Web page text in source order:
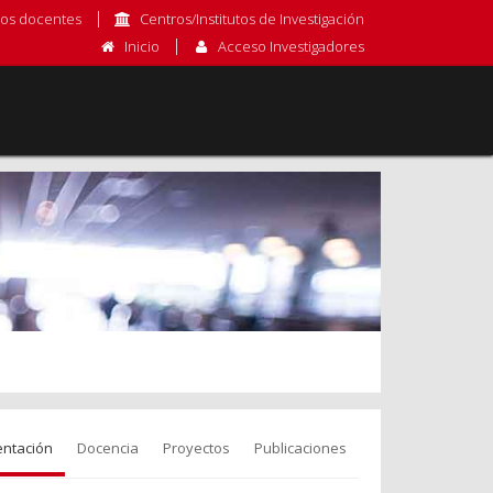
docentes
Centros/Institutos de Investigación
Inicio
Acceso Investigadores
Docencia Proyectos Publicaciones